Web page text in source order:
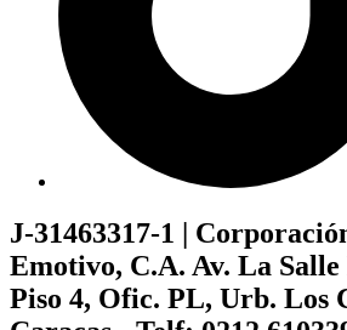
J-31463317-1 |
Emotivo, C.A. Av. La
Piso 4, Ofic. PL, Urb. Los